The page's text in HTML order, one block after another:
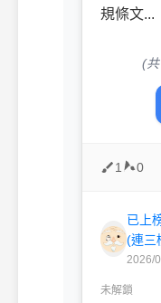
規條文...
(共
1 0
已上
(連三
2026/
未解鎖